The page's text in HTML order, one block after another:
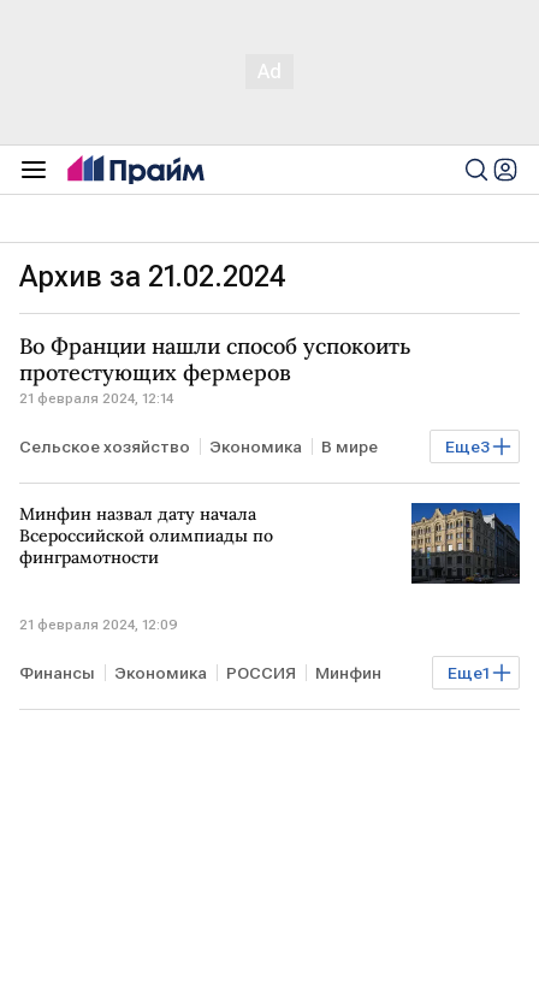
Архив за 21.02.2024
Во Франции нашли способ успокоить
протестующих фермеров
21 февраля 2024, 12:14
Еще3
Сельское хозяйство Экономика В мире
ФРАНЦИЯ фермеры протесты
Минфин назвал дату начала
Всероссийской олимпиады по
финграмотности
21 февраля 2024, 12:09
Еще1
Финансы Экономика РОССИЯ Минфин
Олимпиада